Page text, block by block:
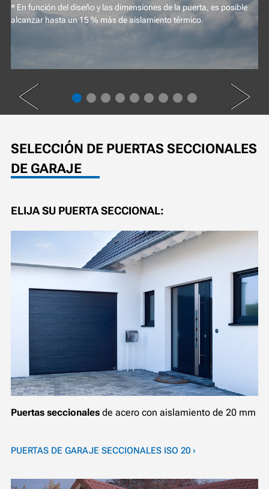
* En función del diseño y las dimensiones de la puerta, es posible
alcanzar hasta un 15 % más de aislamiento térmico.
PREV NEXT
SELECCIÓN DE PUERTAS SECCIONALES
DE GARAJE
ELIJA SU PUERTA SECCIONAL:
Puertas seccionales de acero con aislamiento de 20 mm
PUERTAS DE GARAJE SECCIONALES ISO 20 ›